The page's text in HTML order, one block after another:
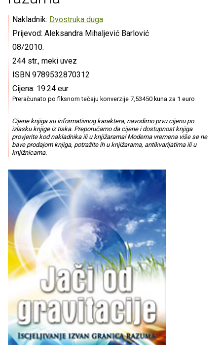
Nakladnik: Dvostruka duga
Prijevod: Aleksandra Mihaljević Barlović
08/2010.
244 str., meki uvez
ISBN 9789532870312
Cijena: 19.24 eur
Preračunato po fiksnom tečaju konverzije 7,53450 kuna za 1 euro
Cijene knjiga su informativnog karaktera, navodimo prvu cijenu po
izlasku knjige iz tiska. Preporučamo da cijene i dostupnost knjiga
provjerite kod nakladnika ili u knjižarama! Moderna vremena više se ne
bave prodajom knjiga, potražite ih u knjižarama, antikvarijatima ili u
knjižnicama.